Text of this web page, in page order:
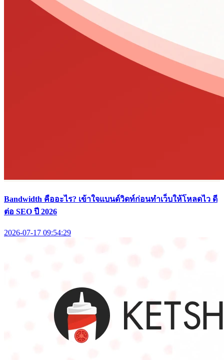
Bandwidth คืออะไร? เข้าใจแบนด์วิดท์ก่อนทำเว็บให้โหลดไว ดี
ต่อ SEO ปี 2026
2026-07-17 09:54:29